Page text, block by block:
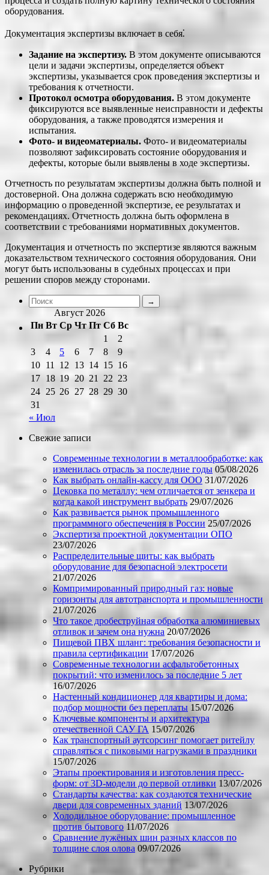
оборудования.
Документация экспертизы включает в себя⁚
Задание на экспертизу. В этом документе описываются
цели и задачи экспертизы, определяется объект
экспертизы, указывается срок проведения экспертизы и
требования к отчетности.
Протокол осмотра оборудования. В этом документе
фиксируются все выявленные неисправности и дефекты
оборудования, а также проводятся измерения и
испытания.
Фото- и видеоматериалы. Фото- и видеоматериалы
позволяют зафиксировать состояние оборудования и
дефекты, которые были выявлены в ходе экспертизы.
Отчетность по результатам экспертизы должна быть полной и
достоверной. Она должна содержать всю необходимую
информацию о проведенной экспертизе, ее результатах и
рекомендациях. Отчетность должна быть оформлена в
соответствии с требованиями нормативных документов.
Документация и отчетность по экспертизе являются важным
доказательством технического состояния оборудования. Они
могут быть использованы в судебных процессах и при
решении споров между сторонами.
Август 2026
Пн Вт Ср Чт Пт Сб Вс
1
2
3
4 5 6 7 8
9
10 11 12 13 14 15 16
17 18 19 20 21 22 23
24 25 26 27 28 29 30
31
« Июл
Свежие записи
Современные технологии в металлообработке: как
изменилась отрасль за последние годы 05/08/2026
Как выбрать онлайн-кассу для ООО 31/07/2026
Цековка по металлу: чем отличается от зенкера и
когда какой инструмент выбрать 29/07/2026
Как развивается рынок промышленного
программного обеспечения в России 25/07/2026
Экспертиза проектной документации ОПО
23/07/2026
Распределительные щиты: как выбрать
оборудование для безопасной электросети
21/07/2026
Компримированный природный газ: новые
горизонты для автотранспорта и промышленности
21/07/2026
Что такое дробеструйная обработка алюминиевых
отливок и зачем она нужна 20/07/2026
Пищевой ПВХ шланг: требования безопасности и
правила сертификации 17/07/2026
Современные технологии асфальтобетонных
покрытий: что изменилось за последние 5 лет
16/07/2026
Настенный кондиционер для квартиры и дома:
подбор мощности без переплаты 15/07/2026
Ключевые компоненты и архитектура
отечественной САУ ГА 15/07/2026
Как транспортный аутсорсинг помогает ритейлу
справляться с пиковыми нагрузками в праздники
15/07/2026
Этапы проектирования и изготовления пресс-
форм: от 3D-модели до первой отливки 13/07/2026
Стандарты качества: как создаются технические
двери для современных зданий 13/07/2026
Холодильное оборудование: промышленное
против бытового 11/07/2026
Сравнение лужёных шин разных классов по
толщине слоя олова 09/07/2026
Рубрики